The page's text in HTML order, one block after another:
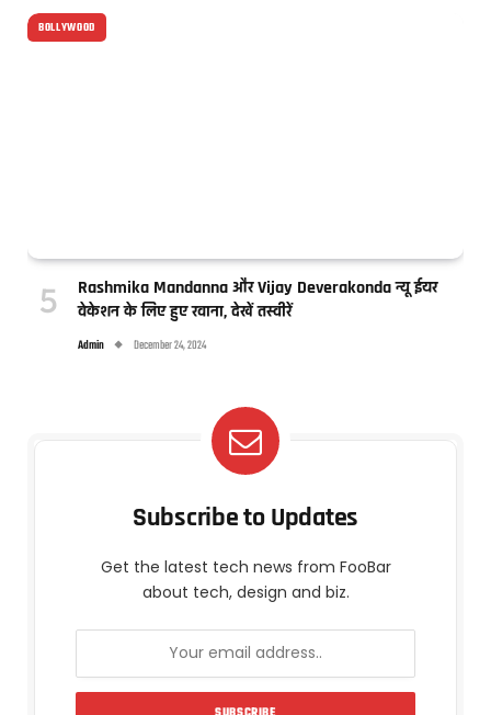
BOLLYWOOD
Rashmika Mandanna और Vijay Deverakonda न्यू ईयर
वेकेशन के लिए हुए रवाना, देखें तस्वीरें
Admin December 24, 2024
Subscribe to Updates
Get the latest tech news from FooBar
about tech, design and biz.